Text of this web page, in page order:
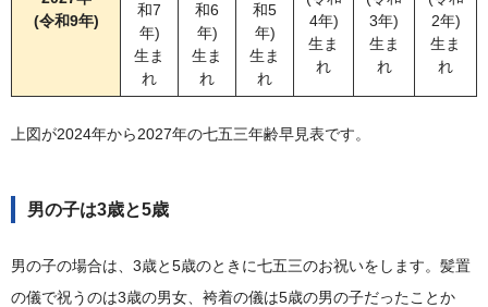
(令和9年)
和7
年)
生ま
れ
和6
年)
生ま
れ
和5
年)
生ま
れ
4年)
生ま
れ
3年)
生ま
れ
2年)
生ま
れ
上図が2024年から2027年の七五三年齢早見表です。
男の子は3歳と5歳
男の子の場合は、3歳と5歳のときに七五三のお祝いをします。髪置
の儀で祝うのは3歳の男女、袴着の儀は5歳の男の子だったことか